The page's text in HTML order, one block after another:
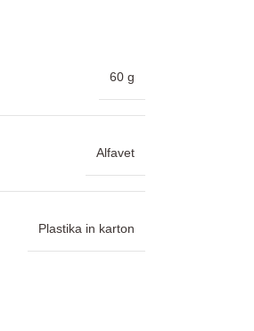
60 g
Alfavet
Plastika in karton